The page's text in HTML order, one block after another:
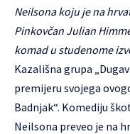
Neilsona koju je na
Pinkovčan Julian
komad u studenome
Kazališna grupa
premijeru svojega
Badnjak“. Komediju
Neilsona preveo je na